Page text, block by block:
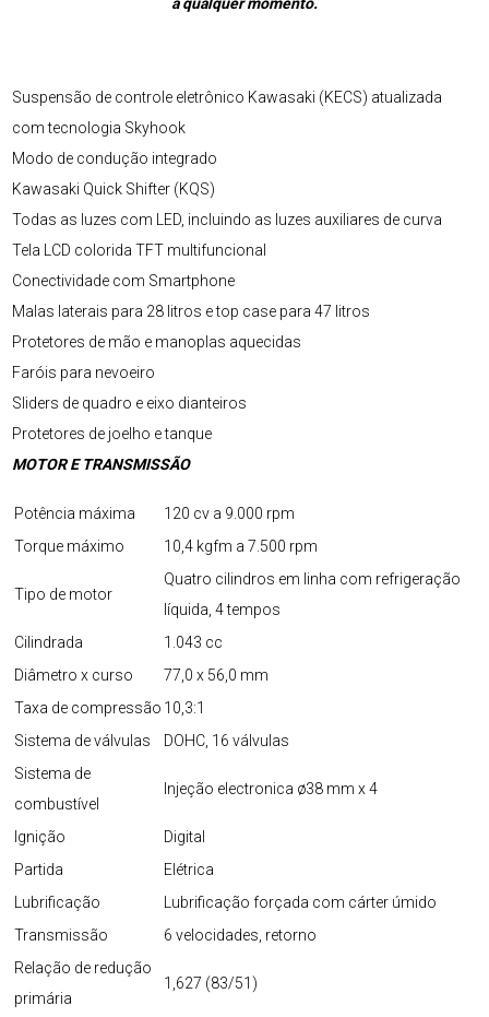
a qualquer momento.
Suspensão de controle eletrônico Kawasaki (KECS) atualizada
com tecnologia Skyhook
Modo de condução integrado
Kawasaki Quick Shifter (KQS)
Todas as luzes com LED, incluindo as luzes auxiliares de curva
Tela LCD colorida TFT multifuncional
Conectividade com Smartphone
Malas laterais para 28 litros e top case para 47 litros
Protetores de mão e manoplas aquecidas
Faróis para nevoeiro
Sliders de quadro e eixo dianteiros
Protetores de joelho e tanque
MOTOR E TRANSMISSÃO
Potência máxima
120 cv a 9.000 rpm
Torque máximo
10,4 kgfm a 7.500 rpm
Tipo de motor
Quatro cilindros em linha com refrigeração
líquida, 4 tempos
Cilindrada
1.043 cc
Diâmetro x curso
77,0 x 56,0 mm
Taxa de compressão 10,3:1
Sistema de válvulas
DOHC, 16 válvulas
Sistema de
combustível
Injeção electronica ø38 mm x 4
Ignição
Digital
Partida
Elétrica
Lubrificação
Lubrificação forçada com cárter úmido
Transmissão
6 velocidades, retorno
Relação de redução
primária
1,627 (83/51)